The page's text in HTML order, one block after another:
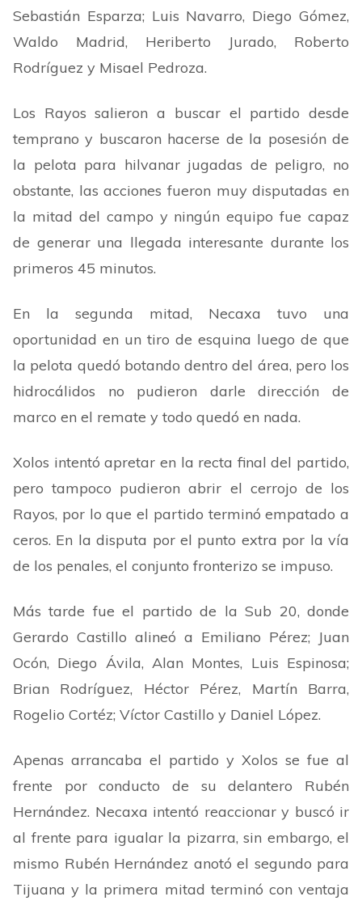
Sebastián Esparza; Luis Navarro, Diego Gómez,
Waldo Madrid, Heriberto Jurado, Roberto
Rodríguez y Misael Pedroza.
Los Rayos salieron a buscar el partido desde
temprano y buscaron hacerse de la posesión de
la pelota para hilvanar jugadas de peligro, no
obstante, las acciones fueron muy disputadas en
la mitad del campo y ningún equipo fue capaz
de generar una llegada interesante durante los
primeros 45 minutos.
En la segunda mitad, Necaxa tuvo una
oportunidad en un tiro de esquina luego de que
la pelota quedó botando dentro del área, pero los
hidrocálidos no pudieron darle dirección de
marco en el remate y todo quedó en nada.
Xolos intentó apretar en la recta final del partido,
pero tampoco pudieron abrir el cerrojo de los
Rayos, por lo que el partido terminó empatado a
ceros. En la disputa por el punto extra por la vía
de los penales, el conjunto fronterizo se impuso.
Más tarde fue el partido de la Sub 20, donde
Gerardo Castillo alineó a Emiliano Pérez; Juan
Ocón, Diego Ávila, Alan Montes, Luis Espinosa;
Brian Rodríguez, Héctor Pérez, Martín Barra,
Rogelio Cortéz; Víctor Castillo y Daniel López.
Apenas arrancaba el partido y Xolos se fue al
frente por conducto de su delantero Rubén
Hernández. Necaxa intentó reaccionar y buscó ir
al frente para igualar la pizarra, sin embargo, el
mismo Rubén Hernández anotó el segundo para
Tijuana y la primera mitad terminó con ventaja